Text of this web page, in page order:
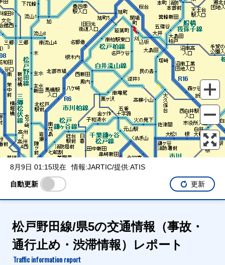
混雑 通行止め
チェーン規制等
調整中
規制情報
事故 規制 通行止め
8月9日 01:15現在 情報:JARTIC/提供:ATIS
自動更新 更新
松戸野田線/県5の交通情報（事故・
通行止め・渋滞情報）レポート
Traffic information report